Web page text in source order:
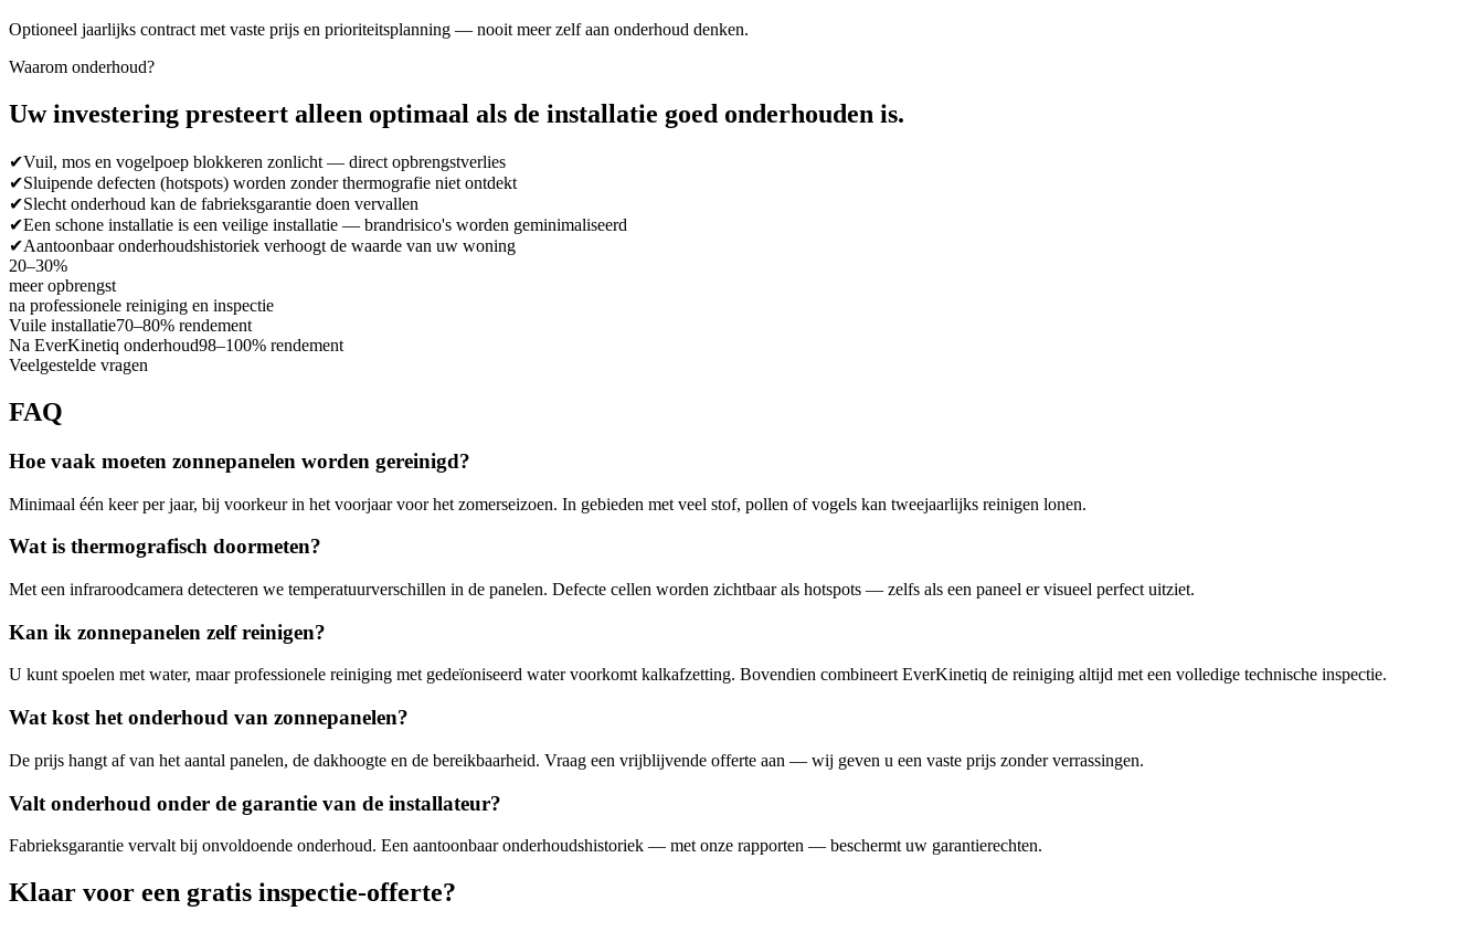
Optioneel jaarlijks contract met vaste prijs en prioriteitsplanning — nooit meer zelf aan onderhoud denken.
Waarom onderhoud?
Uw investering presteert alleen optimaal als de installatie goed onderhouden is.
✔Vuil, mos en vogelpoep blokkeren zonlicht — direct opbrengstverlies
✔Sluipende defecten (hotspots) worden zonder thermografie niet ontdekt
✔Slecht onderhoud kan de fabrieksgarantie doen vervallen
✔Een schone installatie is een veilige installatie — brandrisico's worden geminimaliseerd
✔Aantoonbaar onderhoudshistoriek verhoogt de waarde van uw woning
20–30%
meer opbrengst
na professionele reiniging en inspectie
Vuile installatie70–80% rendement
Na EverKinetiq onderhoud98–100% rendement
Veelgestelde vragen
FAQ
Hoe vaak moeten zonnepanelen worden gereinigd?
Minimaal één keer per jaar, bij voorkeur in het voorjaar voor het zomerseizoen. In gebieden met veel stof, pollen of vogels kan tweejaarlijks reinigen lonen.
Wat is thermografisch doormeten?
Met een infraroodcamera detecteren we temperatuurverschillen in de panelen. Defecte cellen worden zichtbaar als hotspots — zelfs als een paneel er visueel perfect uitziet.
Kan ik zonnepanelen zelf reinigen?
U kunt spoelen met water, maar professionele reiniging met gedeïoniseerd water voorkomt kalkafzetting. Bovendien combineert EverKinetiq de reiniging altijd met een volledige technische inspectie.
Wat kost het onderhoud van zonnepanelen?
De prijs hangt af van het aantal panelen, de dakhoogte en de bereikbaarheid. Vraag een vrijblijvende offerte aan — wij geven u een vaste prijs zonder verrassingen.
Valt onderhoud onder de garantie van de installateur?
Fabrieksgarantie vervalt bij onvoldoende onderhoud. Een aantoonbaar onderhoudshistoriek — met onze rapporten — beschermt uw garantierechten.
Klaar voor een gratis inspectie-offerte?